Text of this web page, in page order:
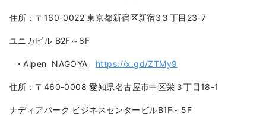
住所：〒160-0022 東京都新宿区新宿3３丁目23-7
ユニカビル B2F～8F
・Alpen NAGOYA https://x.gd/ZTMy9
住所：〒460-0008 愛知県名古屋市中区栄３丁目18-1
ナディアパーク ビジネスセンタービルB1F～5F